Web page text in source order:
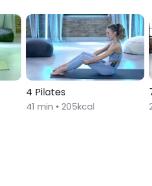
4 Pilates
41 min • 205kcal